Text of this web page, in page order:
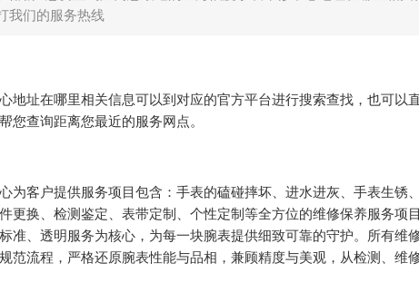
我们的服务热线
地址在哪里相关信息可以到对应的官方平台进行搜索查找，也可以
您查询距离您最近的服务网点。
为客户提供服务项目包含：手表的磕碰摔坏、进水进灰、手表生锈
更换、检测鉴定、表带定制、个性定制等全方位的维修保养服务项
准、透明服务为核心，为每一块腕表提供细致可靠的守护。所有维
范流程，严格还原腕表性能与品相，兼顾精度与美观，从检测、维